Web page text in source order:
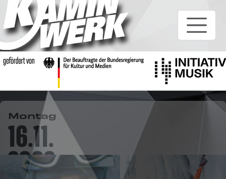
Montag
16.11.
2009